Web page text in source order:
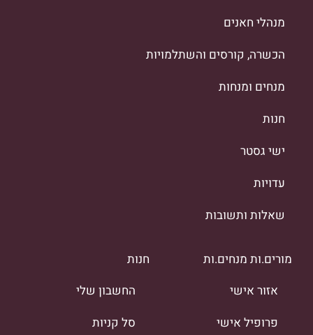
מנהלי חאנים
הכשרה, קורסים והשתלמויות
מנחים ומנחות
חנות
ישי גסטר
עדויות
שאלות ותשובות
מורים.ות מנחים.ות
אזור אישי
פרופיל אישי
חנות
החשבון שלי
סל קניות